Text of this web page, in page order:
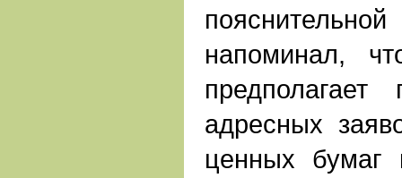
напоминал,
предполагает
адресных
ценных